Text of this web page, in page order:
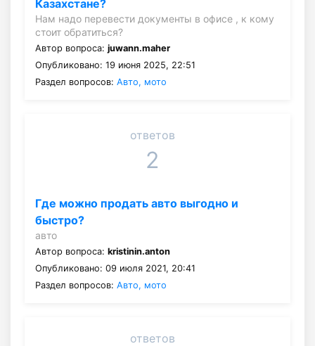
Казахстане?
Нам надо перевести документы в офисе , к кому
стоит обратиться?
Автор вопроса: juwann.maher
Опубликовано: 19 июня 2025, 22:51
Раздел вопросов: Авто, мото
ответов
2
Где можно продать авто выгодно и
быстро?
авто
Автор вопроса: kristinin.anton
Опубликовано: 09 июля 2021, 20:41
Раздел вопросов: Авто, мото
ответов